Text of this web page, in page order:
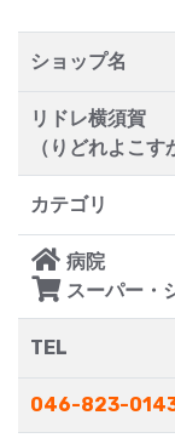
ショップ名
リドレ横須賀
（りどれよこす
カテゴリ
病院
スーパー・
TEL
046-823-